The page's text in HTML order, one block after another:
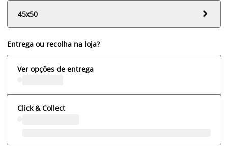
45x50

Entrega ou recolha na loja?
Ver opções de entrega
Click & Collect